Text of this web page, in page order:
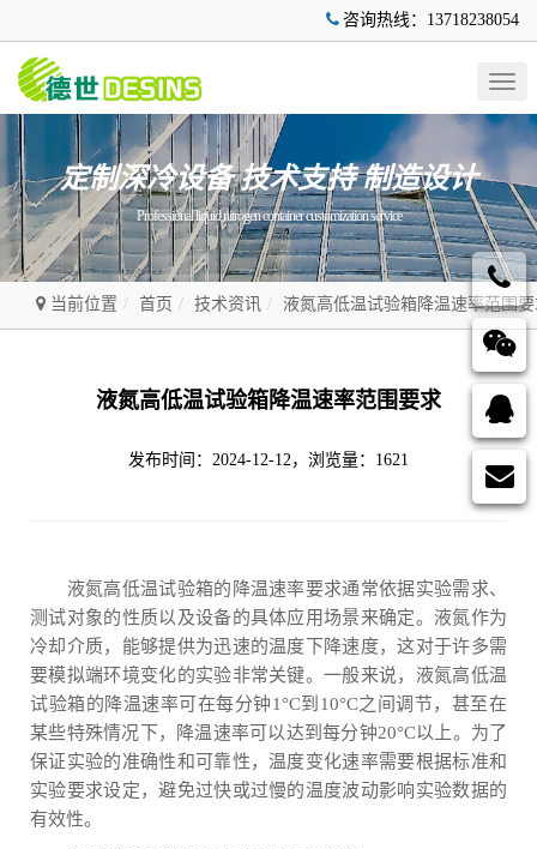
咨询热线：13718238054
定制深冷设备 技术支持 制造设计
Professional liquid nitrogen container customization service
当前位置 首页 技术资讯 液氮高低温试验箱降温速率范围
液氮高低温试验箱降温速率范围要求
发布时间：2024-12-12，浏览量：1621
液氮高低温试验箱的降温速率要求通常依据实验需求、
测试对象的性质以及设备的具体应用场景来确定。液氮作为
冷却介质，能够提供为迅速的温度下降速度，这对于许多需
要模拟端环境变化的实验非常关键。一般来说，液氮高低温
试验箱的降温速率可在每分钟1°C到10°C之间调节，甚至在
某些特殊情况下，降温速率可以达到每分钟20°C以上。为了
保证实验的准确性和可靠性，温度变化速率需要根据标准和
实验要求设定，避免过快或过慢的温度波动影响实验数据的
有效性。